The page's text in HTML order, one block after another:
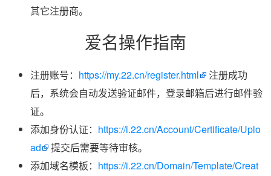
其它注册商。
爱名操作指南
注册账号： https://my.22.cn/register.html
注册成功
后，系统会自动发送验证邮件，登录邮箱后进行邮件验
证。
添加身份认证： https://i.22.cn/Account/Certificate/Uplo
ad
提交后需要等待审核。
添加域名模板： https://i.22.cn/Domain/Template/Creat